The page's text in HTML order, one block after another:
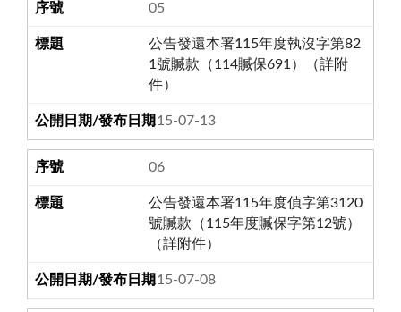
05
公告發還本署115年度執沒字第82
1號贓款（114贓保691）（詳附
件）
115-07-13
06
公告發還本署115年度偵字第3120
號贓款（115年度贓保字第12號）
（詳附件）
115-07-08